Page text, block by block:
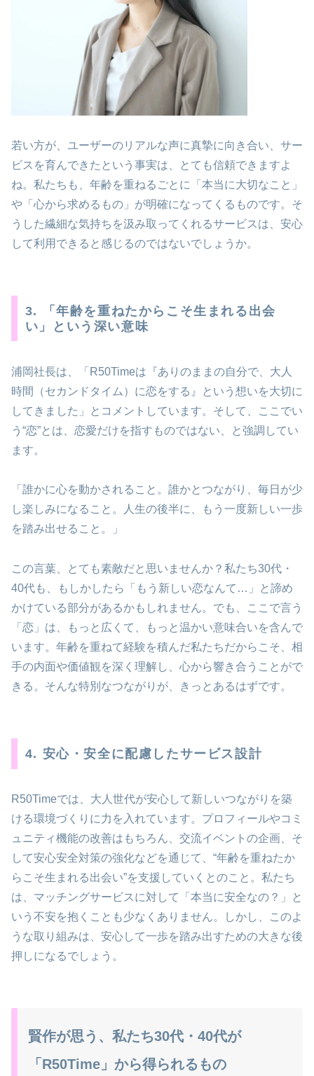
若い方が、ユーザーのリアルな声に真摯に向き合い、サー
ビスを育んできたという事実は、とても信頼できますよ
ね。私たちも、年齢を重ねるごとに「本当に大切なこと」
や「心から求めるもの」が明確になってくるものです。そ
うした繊細な気持ちを汲み取ってくれるサービスは、安心
して利用できると感じるのではないでしょうか。
3. 「年齢を重ねたからこそ生まれる出会
い」という深い意味
浦岡社長は、「R50Timeは『ありのままの自分で、大人
時間（セカンドタイム）に恋をする』という想いを大切に
してきました」とコメントしています。そして、ここでい
う“恋”とは、恋愛だけを指すものではない、と強調してい
ます。
「誰かに心を動かされること。誰かとつながり、毎日が少
し楽しみになること。人生の後半に、もう一度新しい一歩
を踏み出せること。」
この言葉、とても素敵だと思いませんか？私たち30代・
40代も、もしかしたら「もう新しい恋なんて…」と諦め
かけている部分があるかもしれません。でも、ここで言う
「恋」は、もっと広くて、もっと温かい意味合いを含んで
います。年齢を重ねて経験を積んだ私たちだからこそ、相
手の内面や価値観を深く理解し、心から響き合うことがで
きる。そんな特別なつながりが、きっとあるはずです。
4. 安心・安全に配慮したサービス設計
R50Timeでは、大人世代が安心して新しいつながりを築
ける環境づくりに力を入れています。プロフィールやコミ
ュニティ機能の改善はもちろん、交流イベントの企画、そ
して安心安全対策の強化などを通じて、“年齢を重ねたか
らこそ生まれる出会い”を支援していくとのこと。私たち
は、マッチングサービスに対して「本当に安全なの？」と
いう不安を抱くことも少なくありません。しかし、このよ
うな取り組みは、安心して一歩を踏み出すための大きな後
押しになるでしょう。
賢作が思う、私たち30代・40代が
「R50Time」から得られるもの